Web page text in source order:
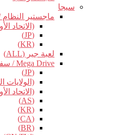
سيجا
ماجستير النظام
(الاتحاد
(JP)
(KR)
لعبة جير (ALL)
Mega Drive / سفر التكوين
(JP)
(الولايات
(الاتحاد
(AS)
(KR)
(CA)
(BR)